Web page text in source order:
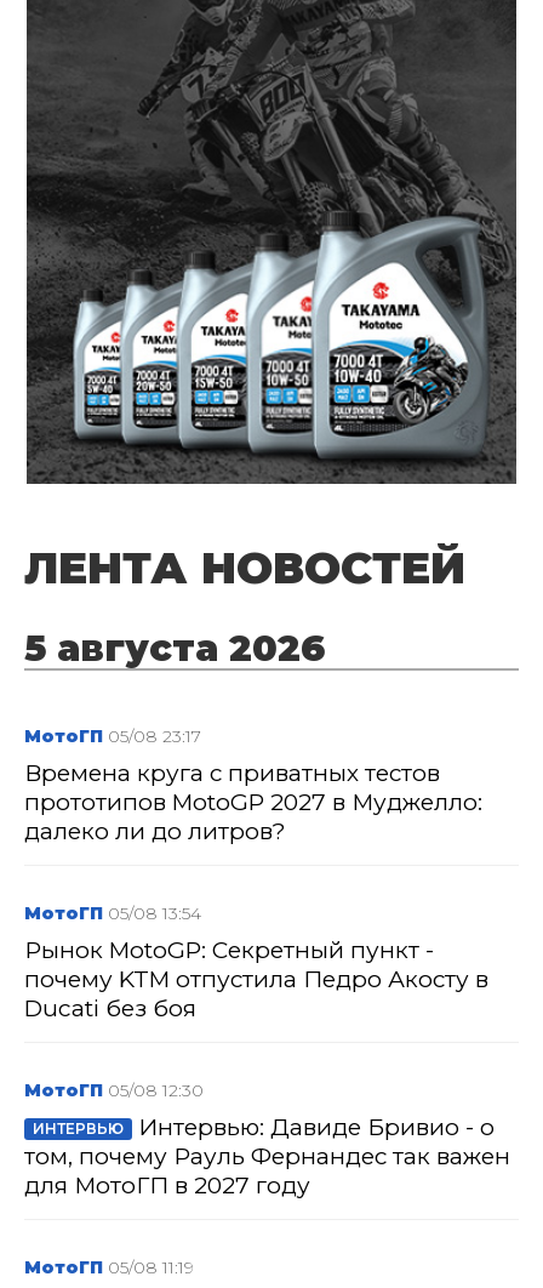
ЛЕНТА НОВОСТЕЙ
5 августа 2026
МотоГП 05/08 23:17
Времена круга с приватных тестов
прототипов MotoGP 2027 в Муджелло:
далеко ли до литров?
МотоГП 05/08 13:54
Рынок MotoGP: Секретный пункт -
почему KTM отпустила Педро Акосту в
Ducati без боя
МотоГП 05/08 12:30
ИНТЕРВЬЮ
Интервью: Давиде Бривио - о
том, почему Рауль Фернандес так важен
для МотоГП в 2027 году
МотоГП 05/08 11:19